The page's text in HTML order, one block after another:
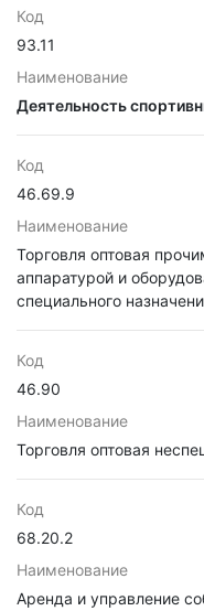
Код
93.11
Наименование
Деятельность
Код
46.69.9
Наименование
Торговля оптовая
аппаратурой и
специального
Код
46.90
Наименование
Торговля оптовая
Код
68.20.2
Наименование
Аренда и управление